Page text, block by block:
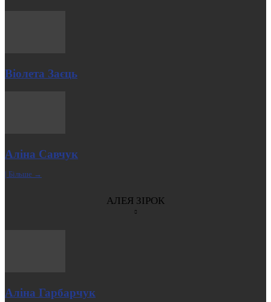
Віолета Заєць
Аліна Савчук
| Більше →
АЛЕЯ ЗІРОК
Аліна Гарбарчук